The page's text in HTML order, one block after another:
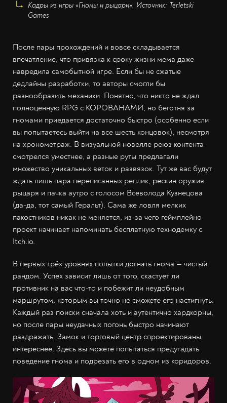
Кадры из игры «Гномы и рыцари». Источник: Terletski
Games
После пары прохождений и вовсе складывается
впечатление, что привязка к сроку жизни мема даже
навредила самобытной игре. Если бы не сжатые
дедлайны разработки, то авторы смогли бы
разнообразить механики. Понятно, что никто не ждал
полноценную RPG с КОРОВАНАМИ, но беготня за
гномами приедается достаточно быстро (особенно если
вы попытаетесь выйти на все шесть концовок), несмотря
на хронометраж. В визуальной новелле реюз контента
смотрелся уместнее, а разные руты предлагали
множество уникальных веток и развязок. Тут же вас будут
ждать лишь пара переписанных реплик, рескин оружия
рыцаря и пачка аутро с голосом Всеволода Кузнецова
(да-да, тот самый Геральт). Сама же ловля мелких
пакостников никак не меняется, из-за чего геймплейно
проект начинает напоминать бесплатную технодемку с
Itch.io.
В первых трёх уровнях попытки догнать гнома — чистый
рандом. Успех зависит лишь от того, скастует ли
противник на вас что-то и побежит ли неудобным
маршрутом, которым вы точно не сможете его настигнуть.
Каждый раз поиски сначала хоть и аутентично хардкорны,
но после пары неудачных погонь быстро начинают
раздражать. Замок и торговый центр спроектированы
интереснее. Здесь вы можете попытаться предугадать
поведение гнома и подрезать его в одном из коридоров.